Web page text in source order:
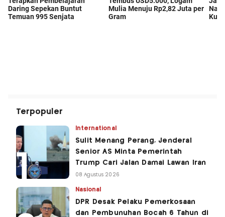
Terpopuler
International
Sulit Menang Perang, Jenderal
Senior AS Minta Pemerintah
Trump Cari Jalan Damai Lawan Iran
08 Agustus 2026
Nasional
DPR Desak Pelaku Pemerkosaan
dan Pembunuhan Bocah 6 Tahun di